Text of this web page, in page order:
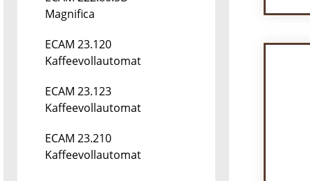
Magnifica
ECAM 23.120
Kaffeevollautomat
ECAM 23.123
Kaffeevollautomat
ECAM 23.210
Kaffeevollautomat